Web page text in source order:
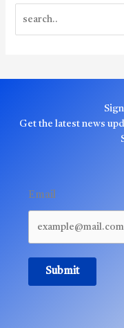
Get the latest news
Email
Submit